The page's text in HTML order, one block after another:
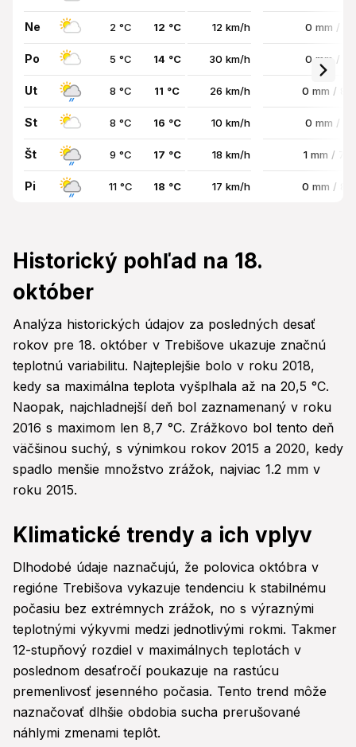
Ne 2 °C 12 °C 12 km/h 0 mm /
Po 5 °C 14 °C 30 km/h 0 mm /
Ut 8 °C 11 °C 26 km/h 0 mm /
St 8 °C 16 °C 10 km/h 0 mm /
Št 9 °C 17 °C 18 km/h 1 mm /
Pi 11 °C 18 °C 17 km/h 0 mm /
Historický pohľad na 18.
október
Analýza historických údajov za posledných desať
rokov pre 18. október v Trebišove ukazuje značnú
teplotnú variabilitu. Najteplejšie bolo v roku 2018,
kedy sa maximálna teplota vyšplhala až na 20,5 °C.
Naopak, najchladnejší deň bol zaznamenaný v roku
2016 s maximom len 8,7 °C. Zrážkovo bol tento deň
väčšinou suchý, s výnimkou rokov 2015 a 2020, kedy
spadlo menšie množstvo zrážok, najviac 1.2 mm v
roku 2015.
Klimatické trendy a ich vplyv
Dlhodobé údaje naznačujú, že polovica októbra v
regióne Trebišova vykazuje tendenciu k stabilnému
počasiu bez extrémnych zrážok, no s výraznými
teplotnými výkyvmi medzi jednotlivými rokmi. Takmer
12-stupňový rozdiel v maximálnych teplotách v
poslednom desaťročí poukazuje na rastúcu
premenlivosť jesenného počasia. Tento trend môže
naznačovať dlhšie obdobia sucha prerušované
náhlymi zmenami teplôt.